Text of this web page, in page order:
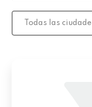
Todas
ciudades